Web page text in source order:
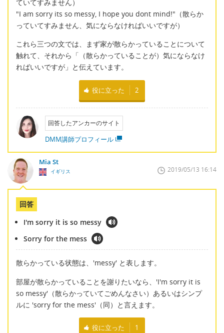
ていてすみません）
"I am sorry its so messy, I hope you dont mind!"（散らか
っていてすみません、気にならなければいいですが）
これら三つの文では、まず家が散らかっていることについて
触れて、それから「（散らかっていることが）気にならなけ
ればいいですが」と伝えています。
役に立った 2
回答したアンカーのサイト
DMM講師プロフィール
Mia St
イギリス 2019/05/13 16:14
回答
I'm sorry it is so messy
Sorry for the mess
散らかっている状態は、'messy' と表します。
部屋が散らかっていることを謝りたいなら、'I'm sorry it is
so messy'（散らかっていてごめんなさい）あるいはシンプ
ルに 'sorry for the mess'（同）と言えます。
役に立った 1